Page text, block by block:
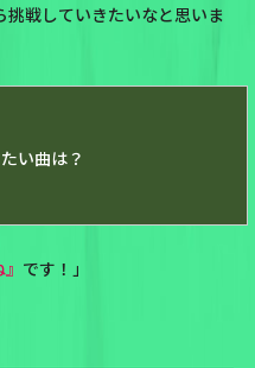
戦していきたいなと思いま
い曲は？
です！」